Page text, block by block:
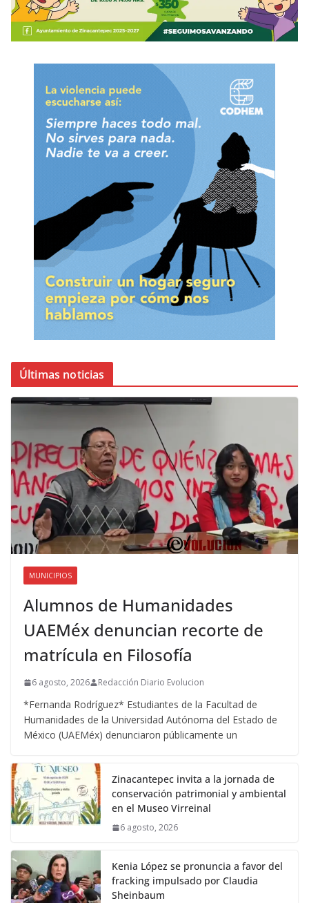
Últimas noticias
MUNICIPIOS
Alumnos de Humanidades
UAEMéx denuncian recorte de
matrícula en Filosofía
6 agosto, 2026 Redacción Diario Evolucion
*Fernanda Rodríguez* Estudiantes de la Facultad de
Humanidades de la Universidad Autónoma del Estado de
México (UAEMéx) denunciaron públicamente un
Zinacantepec invita a la jornada de
conservación patrimonial y ambiental
en el Museo Virreinal
6 agosto, 2026
Kenia López se pronuncia a favor del
fracking impulsado por Claudia
Sheinbaum